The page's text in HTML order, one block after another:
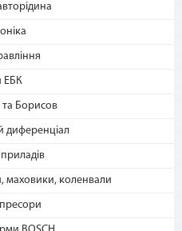
ЕБК
Борисов
диференціал
приладів
маховики, коленвали